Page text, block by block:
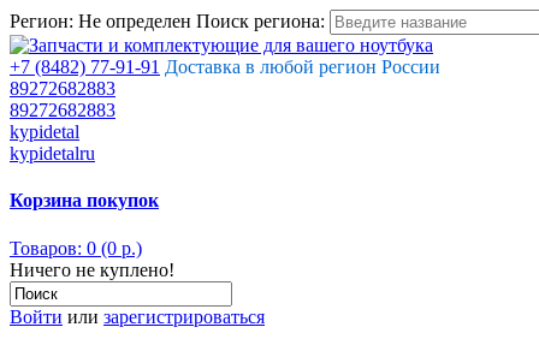
Регион: Не определен Поиск региона:
+7 (8482) 77-91-91 Доставка в любой регион России
89272682883
89272682883
kypidetal
kypidetalru
Корзина покупок
Товаров: 0 (0 р.)
Ничего не куплено!
Войти или зарегистрироваться